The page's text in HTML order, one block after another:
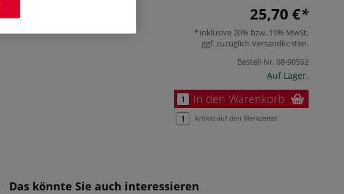
25,70 €
inklusive 20% bzw. 10% MwSt,
ggf. zuzüglich Versandkosten.
Bestell-Nr.08-90592
Auf Lager.
In den Warenkorb
Artikel auf den Merkzettel
Das könnte Sie auch interessieren